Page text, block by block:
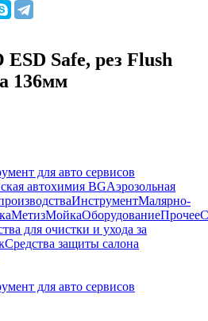
Safe, рез Flush
136мм
для авто сервисов
автохимия BGАэрозольная
ИнструментМалярно-
МетизМойкаОборудованиеПрочее
для очистки и ухода за
Средства защиты салона
для авто сервисов